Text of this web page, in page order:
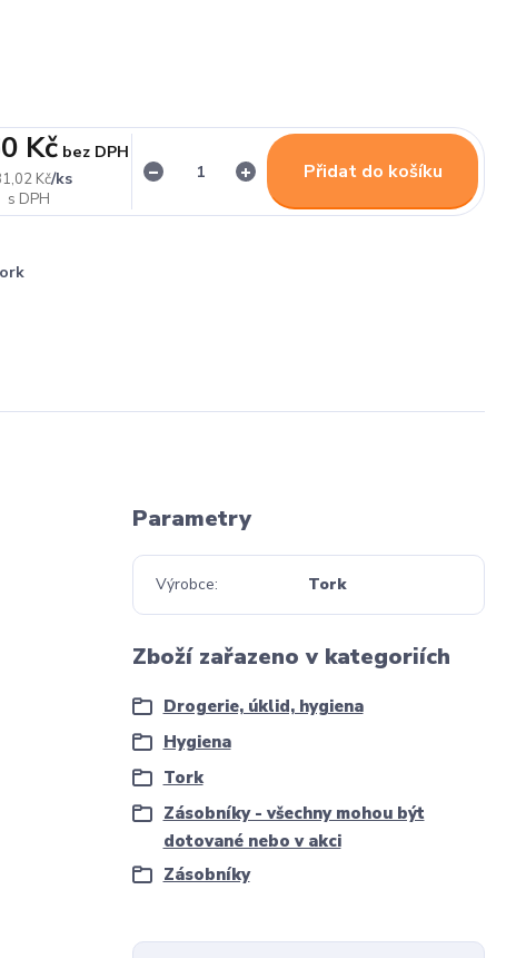
Kč/ks
Kč bez DPH
Přidat do košíku
Parametry
Výrobce Tork
Zboží zařazeno v kategoriích
Drogerie, úklid, hygiena
Hygiena
Tork
Zásobníky - všechny mohou být
dotované nebo v akci
Zásobníky